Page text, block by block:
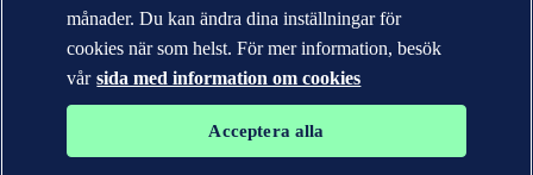
månader. Du kan ändra dina inställningar för
cookies när som helst. För mer information, besök
vår sida med information om cookies
Acceptera alla